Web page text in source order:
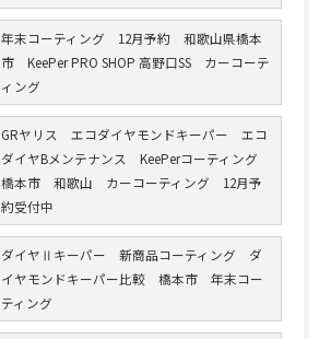
年末コーティング 12月予約 和歌山県橋本
市 KeePer PRO SHOP 高野口SS カーコーテ
ィング
GRヤリス エコダイヤモンドキーパー エコ
ダイヤBメンテナンス KeePerコーティング
橋本市 和歌山 カーコーティング 12月予
約受付中
ダイヤⅡキーパー 新商品コーティング ダ
イヤモンドキーパー比較 橋本市 年末コー
ティング